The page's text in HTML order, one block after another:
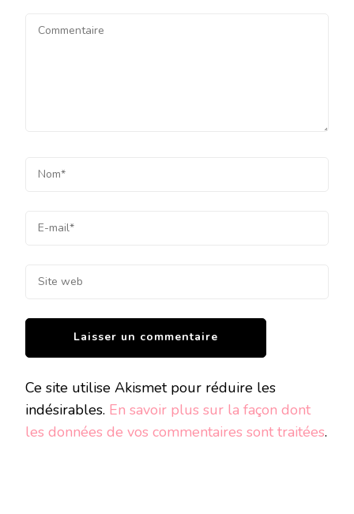
Ce site utilise Akismet pour réduire les
indésirables. En savoir plus sur la façon dont
les données de vos commentaires sont traitées.